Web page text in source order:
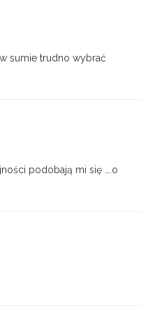
sumie trudno wybrać
podobają mi się ….o